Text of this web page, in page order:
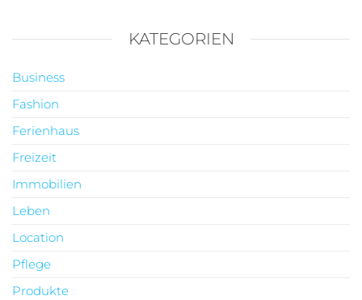
KATEGORIEN
Business
Fashion
Ferienhaus
Freizeit
Immobilien
Leben
Location
Pflege
Produkte